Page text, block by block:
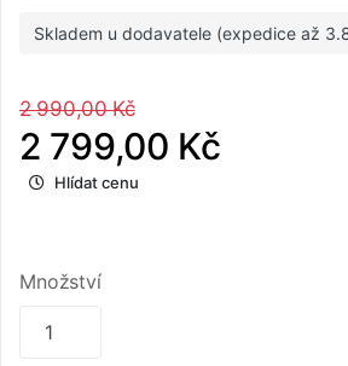
Skladem u dodavatele (expedice až
2 990,00 Kč
2 799,00 Kč
Hlídat cenu
Množství